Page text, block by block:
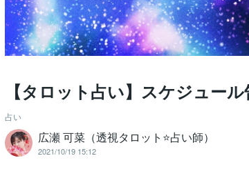
【タロット占い】スケジュー
占い
広瀬 可菜（透視タロット⭐占い師）
2021/10/19 15:12